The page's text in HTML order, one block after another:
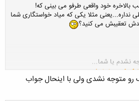
خود واقعی طرفو می بینی که!
مثلا یکی که میاد خواستگاری شما
تعقیبش می کنید؟
نشدم یا شما...
کنید تا باز شود...
متوجه نشدی ولی با اینحال جواب